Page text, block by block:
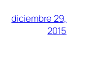
diciembre 29,
2015